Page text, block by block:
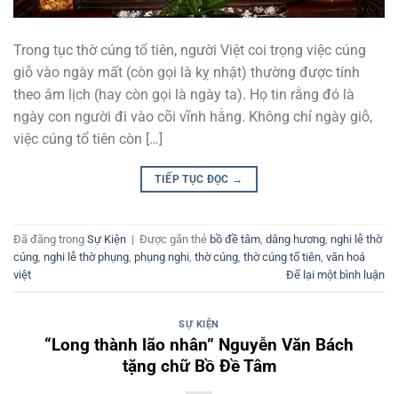
Trong tục thờ cúng tổ tiên, người Việt coi trọng việc cúng
giỗ vào ngày mất (còn gọi là kỵ nhật) thường được tính
theo âm lịch (hay còn gọi là ngày ta). Họ tin rằng đó là
ngày con người đi vào cõi vĩnh hằng. Không chỉ ngày giỗ,
việc cúng tổ tiên còn […]
TIẾP TỤC ĐỌC →
Đã đăng trong Sự Kiện | Được gắn thẻ bồ đề tâm, dâng hương, nghi lễ thờ
cúng, nghi lễ thờ phụng, phụng nghi, thờ cúng, thờ cúng tổ tiên, văn hoá
việt
Để lại một bình luận
SỰ KIỆN
“Long thành lão nhân” Nguyễn Văn Bách
tặng chữ Bồ Đề Tâm